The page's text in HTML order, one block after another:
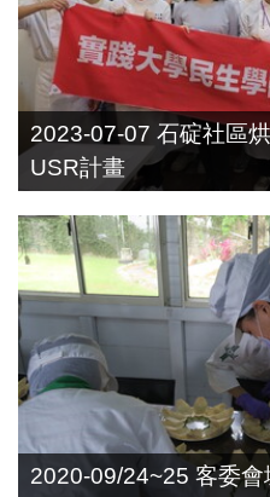
2023-07-07 石碇社區
USR計畫
2020-09/24~25 客委會